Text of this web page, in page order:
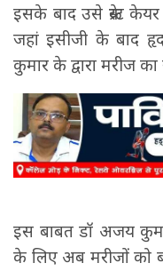
इसके बाद उसे क्रेस्ट
जहां इसीजी के बाद
कुमार के द्वारा मरीज
इस बाबत डॉ अजय
के लिए अब मरीजों को